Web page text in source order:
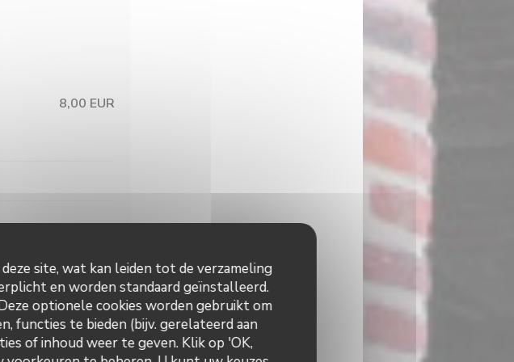
site, wat kan leiden tot de verzameling
en worden standaard geïnstalleerd.
optionele cookies worden gebruikt om
functies te bieden (bijv. gerelateerd aan
of inhoud weer te geven. Klik op 'OK,
8,00 EUR